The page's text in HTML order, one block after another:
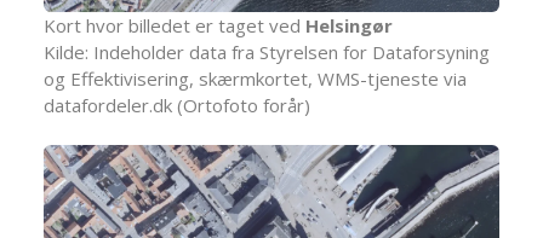
Kort hvor billedet er taget ved Helsingør
Kilde: Indeholder data fra Styrelsen for Dataforsyning
og Effektivisering, skærmkortet, WMS-tjeneste via
datafordeler.dk (Ortofoto forår)